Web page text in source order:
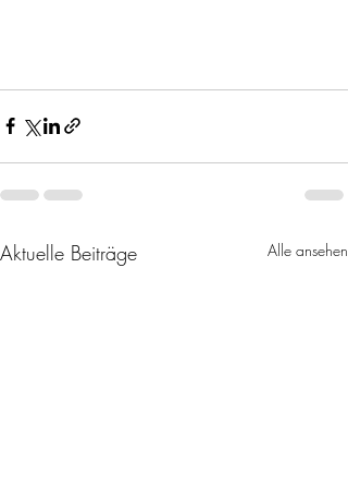
Aktuelle Beiträge Alle ansehen